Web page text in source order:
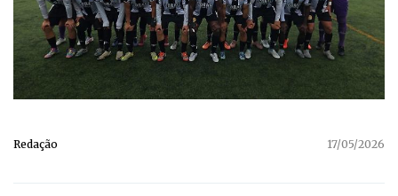
Redação 17/05/2026